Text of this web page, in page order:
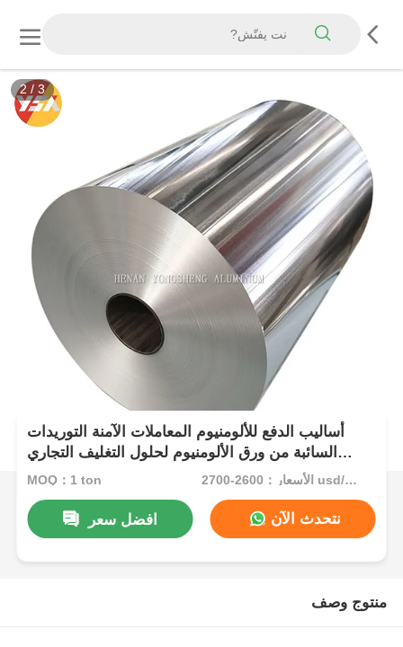
3 / 3
أساليب الدفع للألومنيوم المعاملات الآمنة التوريدات
السائبة من ورق الألومنيوم لحلول التغليف التجاري
والصناعي
MOQ：1 ton الأسعار：2600-2700 usd/ton
افضل سعر نتحدث الآن
منتوج وصف